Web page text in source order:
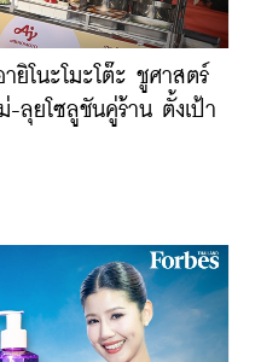
ยิโนะโมะโต๊ะ ชูศาสตร์
-ลุยโซลูชันคู่ร้าน ตั้งเป้า